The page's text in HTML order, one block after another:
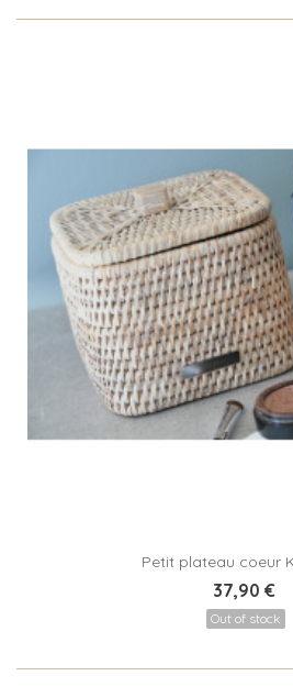
Petit plateau coeur
37,90 €
Out of stock